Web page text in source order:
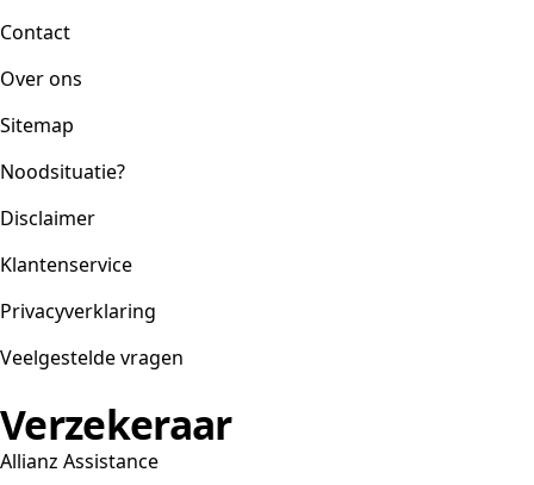
Contact
Over ons
Sitemap
Noodsituatie?
Disclaimer
Klantenservice
Privacyverklaring
Veelgestelde vragen
Verzekeraar
Allianz Assistance